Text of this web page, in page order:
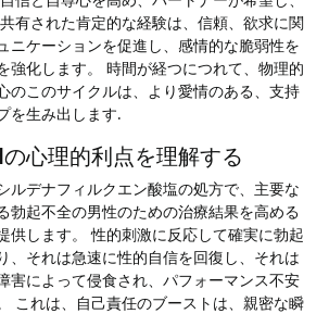
有された肯定的な経験は、信頼、欲求に関
ニケーションを促進し、感情的な脆弱性を
強化します。 時間が経つにつれて、物理的
のこのサイクルは、より愛情のある、支持
を生み出します.
心理的利点を理解する
デナフィルクエン酸塩の処方で、主要な
勃起不全の男性のための治療結果を高める
供します。 性的刺激に反応して確実に勃起
、それは急速に性的自信を回復し、それは
害によって侵食され、パフォーマンス不安
これは、自己責任のブーストは、親密な瞬